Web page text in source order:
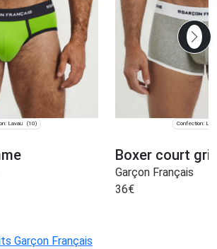
Lavau (10) Confection:
Boxer court
Garçon Français
36€
Garçon Français